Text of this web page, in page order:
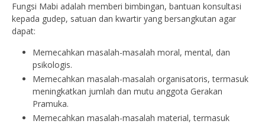
Fungsi Mabi adalah memberi bimbingan, bantuan konsultasi
kepada gudep, satuan dan kwartir yang bersangkutan agar
dapat:
Memecahkan masalah-masalah moral, mental, dan
psikologis.
Memecahkan masalah-masalah organisatoris, termasuk
meningkatkan jumlah dan mutu anggota Gerakan
Pramuka.
Memecahkan masalah-masalah material, termasuk